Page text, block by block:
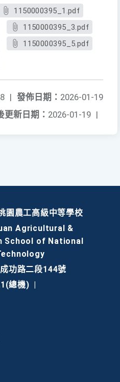
1150000395_1.pdf
1150000395_3.pdf
1150000395_5.pdf
發佈日期： 2026-01-19
|
更新日期： 2026-01-19 |
園農工高級中等學校
Agricultural &
School of National
功路二段144號
總機)